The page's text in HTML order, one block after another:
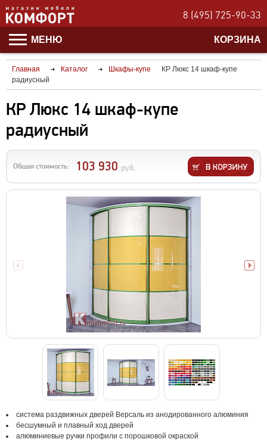
8 (495) 725-90-33
МЕНЮ КОРЗИНА
Главная Каталог Шкафы-купе
КР Люкс 14 шкаф-купе
радиусный
КР Люкс 14 шкаф-купе
радиусный
Общая стоимость: 103 930 руб.
система раздвижных дверей Версаль из анодированного алюминия
бесшумный и плавный ход дверей
алюминиевые ручки профили с порошковой окраской